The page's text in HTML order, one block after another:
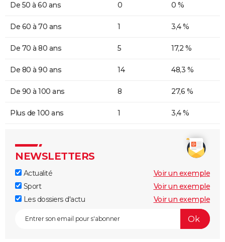
De 50 à 60 ans 0 0 %
De 60 à 70 ans 1 3,4 %
De 70 à 80 ans 5 17,2 %
De 80 à 90 ans 14 48,3 %
De 90 à 100 ans 8 27,6 %
Plus de 100 ans 1 3,4 %
NEWSLETTERS
Actualité
Voir un exemple
Sport
Voir un exemple
Les dossiers d'actu
Voir un exemple